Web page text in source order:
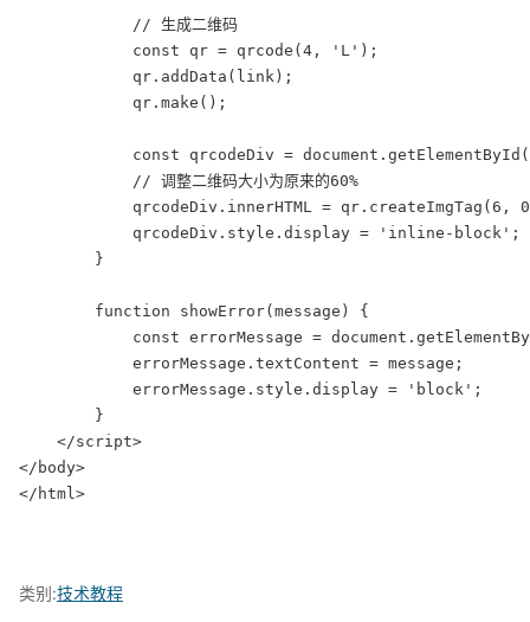
            // 生成二维码
            const qr = qrcode(4, 'L');
            qr.addData(link);
            qr.make();
const qrcodeDiv =
            // 调整二维码大小为原来的60%
qrcodeDiv.innerHTML = qr.createImgTag(6,
            qrcodeDiv.style.display = 'inline-block';
        }
        function showError(message) {
const errorMessage =
            errorMessage.textContent = message;
            errorMessage.style.display = 'block';
        }
    </script>
</body>
</html>
类别:技术教程